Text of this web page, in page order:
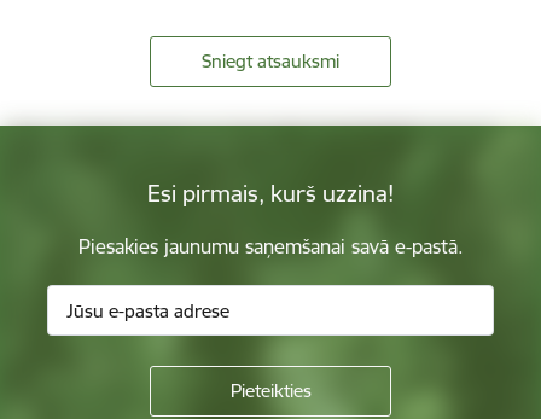
Sniegt atsauksmi
Esi pirmais, kurš uzzina!
Piesakies jaunumu saņemšanai savā e-pastā.